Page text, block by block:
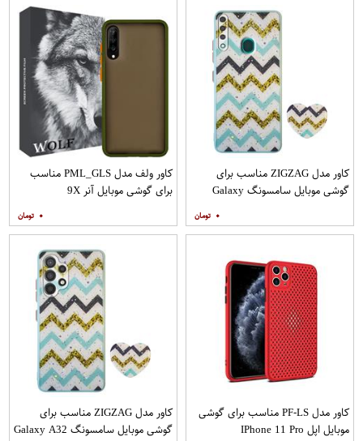
کاور مدل ZIGZAG مناسب برای
گوشی موبایل سامسونگ Galaxy
۰
کاور ولف مدل PML_GLS مناسب
برای گوشی موبایل آنر 9X
۰
کاور مدل PF-LS مناسب برای گوشی
موبایل اپل IPhone 11 Pro
کاور مدل ZIGZAG مناسب برای
گوشی موبایل سامسونگ Galaxy A32